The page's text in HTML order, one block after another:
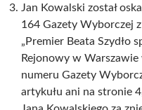
Jan Kowalski został
164 Gazety Wyborczej
„Premier Beata Szydło
Rejonowy w
numeru Gazety
artykułu ani na stronie